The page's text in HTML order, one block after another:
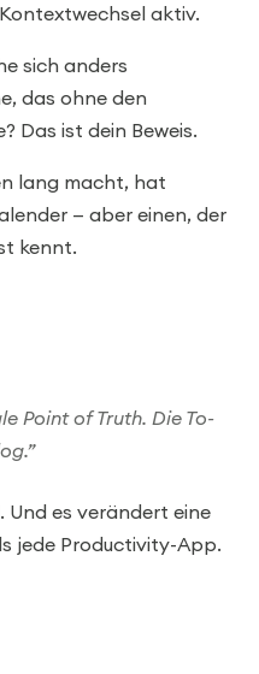
aktiv.
sich anders
das ohne den
Das ist dein Beweis.
lang macht, hat
— aber einen, der
kennt.
Point of Truth. Die To-
Und es verändert eine
jede Productivity-App.